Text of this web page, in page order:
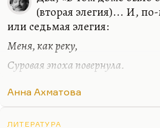
(вторая элегия)... И,
или седьмая элегия:
Меня, как реку,
Суровая эпоха повернула.
И я своих не знаю берегов.
Анна Ахматова
ЛИТЕРАТУРА